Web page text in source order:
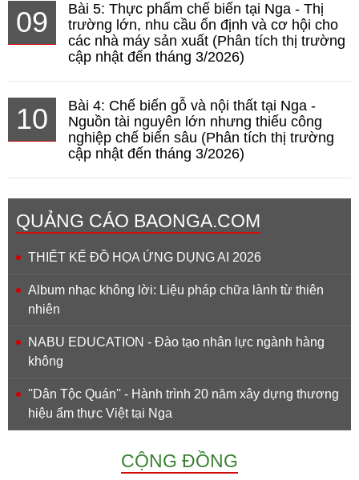
09
Bài 5: Thực phẩm chế biến tại Nga - Thị
trường lớn, nhu cầu ổn định và cơ hội cho
các nhà máy sản xuất (Phân tích thị trường
cập nhật đến tháng 3/2026)
10
Bài 4: Chế biến gỗ và nội thất tại Nga -
Nguồn tài nguyên lớn nhưng thiếu công
nghiệp chế biến sâu (Phân tích thị trường
cập nhật đến tháng 3/2026)
QUẢNG CÁO BAONGA.COM
THIẾT KẾ ĐỒ HỌA ỨNG DỤNG AI 2026
Album nhạc không lời: Liệu pháp chữa lành từ thiên
nhiên
NABU EDUCATION - Đào tạo nhân lực ngành hàng
không
''Dân Tộc Quán'' - Hành trình 20 năm xây dựng thương
hiệu ẩm thực Việt tại Nga
CỘNG ĐỒNG